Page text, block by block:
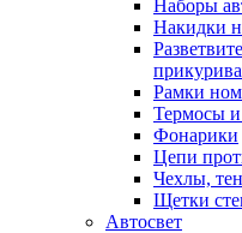
Наборы
Накидки
Рамки
Термосы
Фонарики
Цепи
Чехлы,
Щетки
Автосвет